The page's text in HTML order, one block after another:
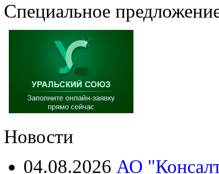
Специальное
Новости
04.08.2026 АО